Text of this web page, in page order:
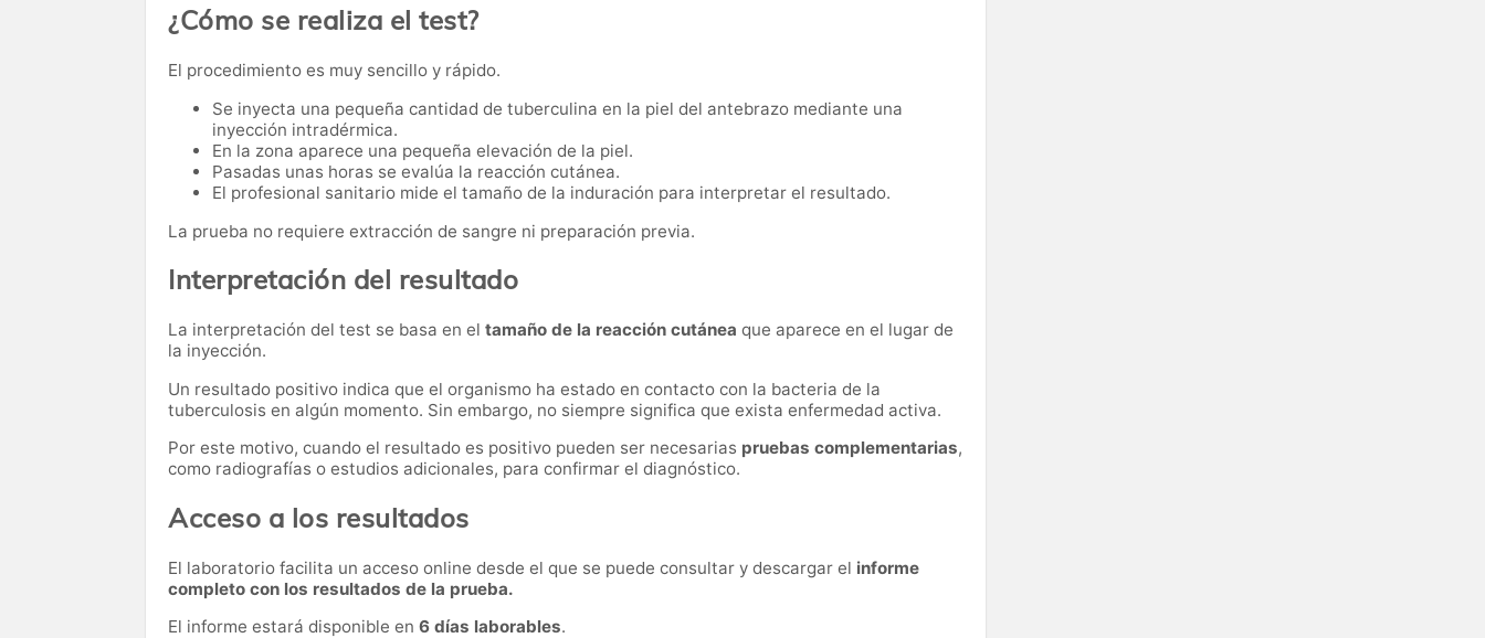
¿Cómo se realiza el test?
El procedimiento es muy sencillo y rápido.
Se inyecta una pequeña cantidad de tuberculina en la piel del antebrazo mediante una
inyección intradérmica.
En la zona aparece una pequeña elevación de la piel.
Pasadas unas horas se evalúa la reacción cutánea.
El profesional sanitario mide el tamaño de la induración para interpretar el resultado.
La prueba no requiere extracción de sangre ni preparación previa.
Interpretación del resultado
La interpretación del test se basa en el tamaño de la reacción cutánea que aparece en el lugar de
la inyección.
Un resultado positivo indica que el organismo ha estado en contacto con la bacteria de la
tuberculosis en algún momento. Sin embargo, no siempre significa que exista enfermedad activa.
Por este motivo, cuando el resultado es positivo pueden ser necesarias pruebas complementarias,
como radiografías o estudios adicionales, para confirmar el diagnóstico.
Acceso a los resultados
El laboratorio facilita un acceso online desde el que se puede consultar y descargar el informe
completo con los resultados de la prueba.
El informe estará disponible en 6 días laborables.